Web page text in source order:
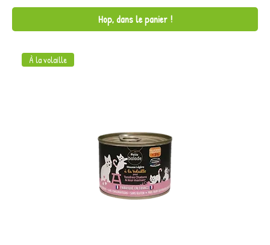
Hop, dans le panier !
À la volaille